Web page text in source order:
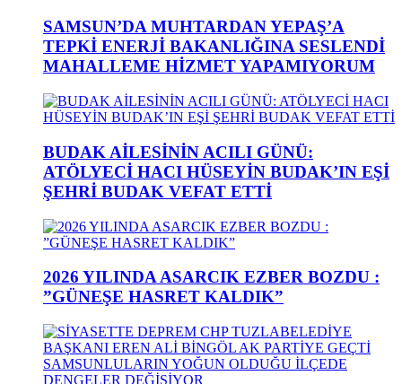
SAMSUN’DA MUHTARDAN YEPAŞ’A
TEPKİ ENERJİ BAKANLIĞINA SESLENDİ
MAHALLEME HİZMET YAPAMIYORUM
BUDAK AİLESİNİN ACILI GÜNÜ:
ATÖLYECİ HACI HÜSEYİN BUDAK’IN EŞİ
ŞEHRİ BUDAK VEFAT ETTİ
2026 YILINDA ASARCIK EZBER BOZDU :
”GÜNEŞE HASRET KALDIK”